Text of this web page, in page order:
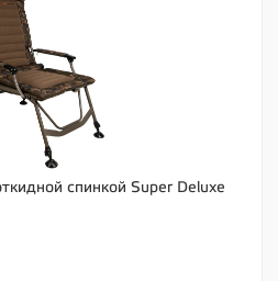
спинкой Super Deluxe